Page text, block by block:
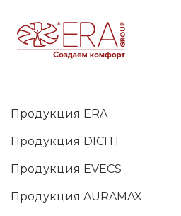
Продукция ERA
Продукция DICITI
Продукция EVECS
Продукция AURAMAX